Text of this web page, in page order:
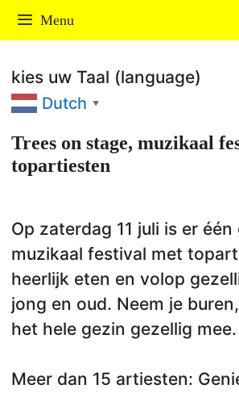
Ga
naar
inhoud
Menu
kies uw Taal (language)
Dutch ▼
Trees on stage, muzikaal
topartiesten
Op zaterdag 11 juli is er
muzikaal festival met
heerlijk eten en volop
jong en oud. Neem je
het hele gezin gezellig mee.
Meer dan 15 artiesten: